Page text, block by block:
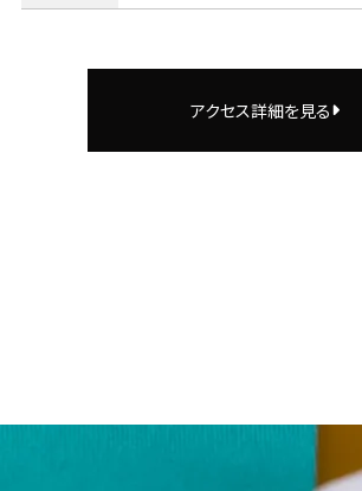
アクセス詳細を見る